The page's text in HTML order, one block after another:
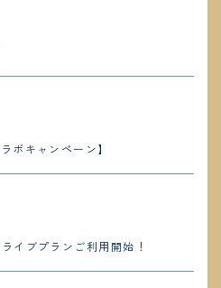
ボキャンペーン】
イブプランご利用開始！